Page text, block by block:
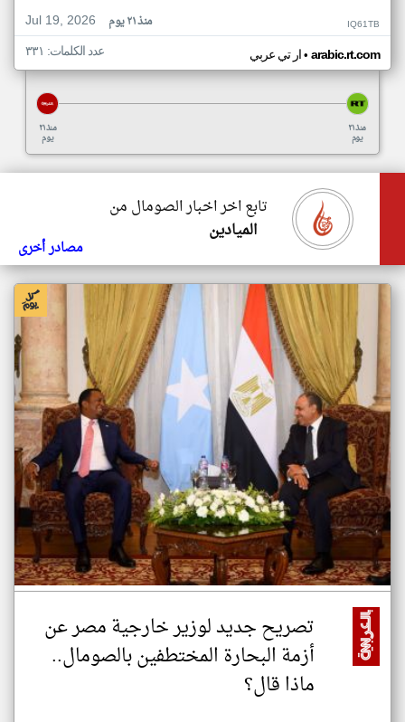
Jul 19, 2026
منذ ٢١ يوم IQ61TB
ار تي عربي• arabic.rt.com عدد الكلمات: ٣٣١
منذ ٢١
يوم
منذ ٢١
يوم
تابع اخر اخبار الصومال من
الميادين
مصادر أخرى
تصريح جديد لوزير خارجية مصر عن
أزمة البحارة المختطفين بالصومال..
ماذا قال؟